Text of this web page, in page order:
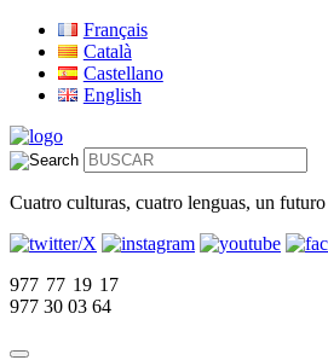
Français
Català
Castellano
English
Cuatro culturas, cuatro lenguas, un futuro
977 77 19 17
977 30 03 64